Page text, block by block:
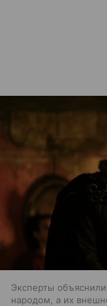
Эксперты
народом, а их